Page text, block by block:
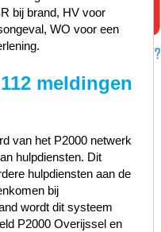
bij brand, HV voor
WO voor een
meldingen
van het P2000 netwerk
hulpdiensten. Dit
hulpdiensten aan de
bij
wordt dit systeem
P2000 Overijssel en